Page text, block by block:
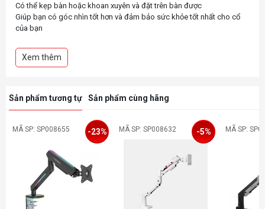
Có thể kẹp bàn hoặc khoan xuyên và đặt trên bàn được
Giúp bạn có góc nhìn tốt hơn và đảm bảo sức khỏe tốt nhất cho cổ
của bạn
Xem thêm
Sản phẩm tương tự Sản phẩm cùng hãng
MÃ SP: SP008655 -23% MÃ SP: SP008632 -5% MÃ SP: